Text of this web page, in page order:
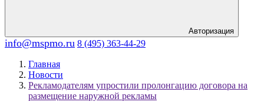
Авторизация
info@mspmo.ru 8 (495) 363-44-29
Главная
Новости
Рекламодателям упростили пролонгацию договора на
размещение наружной рекламы